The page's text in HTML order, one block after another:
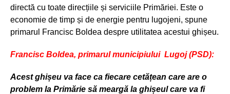
directă cu toate direcțiile și serviciile Primăriei. Este o
economie de timp și de energie pentru lugojeni, spune
primarul Francisc Boldea despre utilitatea acestui ghișeu.
Francisc Boldea, primarul municipiului Lugoj (PSD):
Acest ghișeu va face ca fiecare cetățean care are o
problem la Primărie să meargă la ghișeul care va fi